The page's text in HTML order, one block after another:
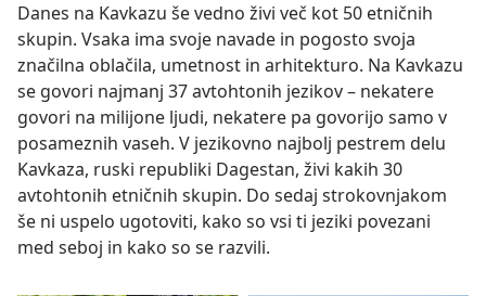
Danes na Kavkazu še vedno živi več kot 50 etničnih
skupin. Vsaka ima svoje navade in pogosto svoja
značilna oblačila, umetnost in arhitekturo. Na Kavkazu
se govori najmanj 37 avtohtonih jezikov – nekatere
govori na milijone ljudi, nekatere pa govorijo samo v
posameznih vaseh. V jezikovno najbolj pestrem delu
Kavkaza, ruski republiki Dagestan, živi kakih 30
avtohtonih etničnih skupin. Do sedaj strokovnjakom
še ni uspelo ugotoviti, kako so vsi ti jeziki povezani
med seboj in kako so se razvili.